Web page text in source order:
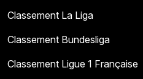
Classement La Liga
Classement Bundesliga
Classement Ligue 1 Française